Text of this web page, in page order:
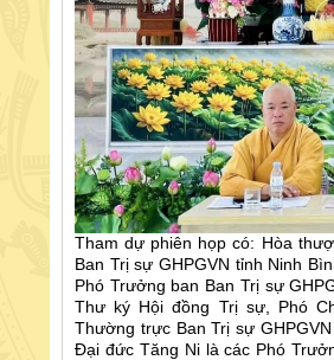
Tham dự phiên họp có: Hòa
Ban Trị sự GHPGVN tỉnh Ninh
Phó Trưởng ban Ban Trị sự
Thư ký Hội đồng Trị sự, Phó
Thường trực Ban Trị sự
Đại đức Tăng Ni là các Phó